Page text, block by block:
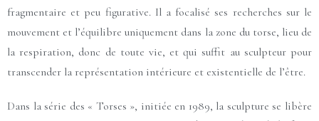
fragmentaire et peu figurative. Il a focalisé ses recherches sur le
mouvement et l’équilibre uniquement dans la zone du torse, lieu de
la respiration, donc de toute vie, et qui suffit au sculpteur pour
transcender la représentation intérieure et existentielle de l’être.
Dans la série des « Torses », initiée en 1989, la sculpture se libère